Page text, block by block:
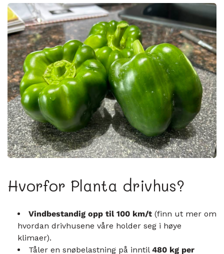
Hvorfor Planta drivhus?
Vindbestandig opp til 100 km/t (finn ut mer om
hvordan drivhusene våre holder seg i høye
klimaer).
Tåler en snøbelastning på inntil 480 kg per